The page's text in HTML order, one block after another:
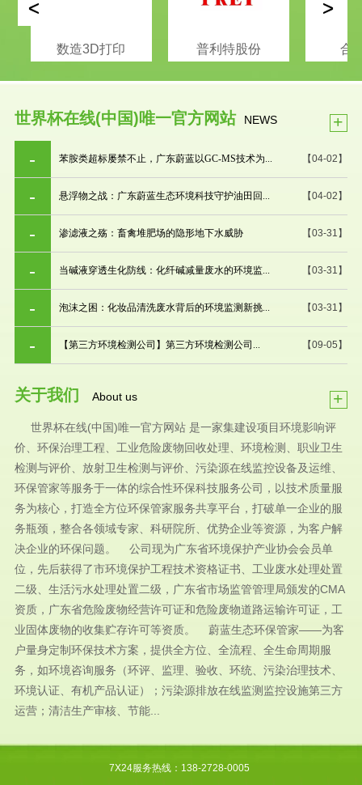
数造3D打印 普利特股份 合
< >
世界杯在线(中国)唯一官方网站 NEWS +
【04-02】
苯胺类超标屡禁不止，广东蔚蓝以GC-MS技术为...
【04-02】
悬浮物之战：广东蔚蓝生态环境科技守护油田回...
【03-31】
渗滤液之殇：畜禽堆肥场的隐形地下水威胁
【03-31】
当碱液穿透生化防线：化纤碱减量废水的环境监...
【03-31】
泡沫之困：化妆品清洗废水背后的环境监测新挑...
【09-05】
【第三方环境检测公司】第三方环境检测公司...
关于我们 About us +
世界杯在线(中国)唯一官方网站 是一家集建设项目环境影响评
价、环保治理工程、工业危险废物回收处理、环境检测、职业卫生
检测与评价、放射卫生检测与评价、污染源在线监控设备及运维、
环保管家等服务于一体的综合性环保科技服务公司，以技术质量服
务为核心，打造全方位环保管家服务共享平台，打破单一企业的服
务瓶颈，整合各领域专家、科研院所、优势企业等资源，为客户解
决企业的环保问题。 公司现为广东省环境保护产业协会会员单
位，先后获得了市环境保护工程技术资格证书、工业废水处理处置
二级、生活污水处理处置二级，广东省市场监管管理局颁发的CMA
资质，广东省危险废物经营许可证和危险废物道路运输许可证，工
业固体废物的收集贮存许可等资质。 蔚蓝生态环保管家——为客
户量身定制环保技术方案，提供全方位、全流程、全生命周期服
务，如环境咨询服务（环评、监理、验收、环统、污染治理技术、
环境认证、有机产品认证）；污染源排放在线监测监控设施第三方
运营；清洁生产审核、节能...
7X24服务热线：138-2728-0005